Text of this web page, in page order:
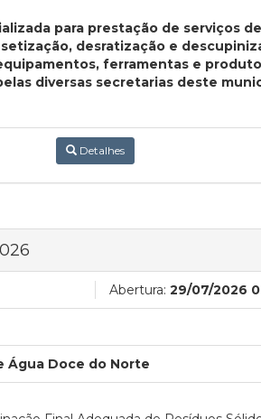
para prestação de serviços
desratização e
ferramentas e
diversas secretarias deste
Detalhes
Abertura: 29/07/2026
Água Doce do Norte